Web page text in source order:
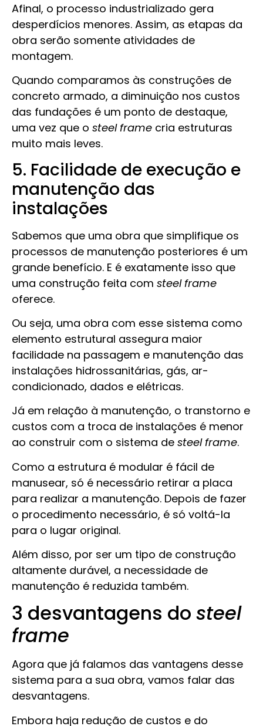
Afinal, o processo industrializado gera
desperdícios menores. Assim, as etapas da
obra serão somente atividades de
montagem.
Quando comparamos às construções de
concreto armado, a diminuição nos custos
das fundações é um ponto de destaque,
uma vez que o steel frame cria estruturas
muito mais leves.
5. Facilidade de execução e
manutenção das
instalações
Sabemos que uma obra que simplifique os
processos de manutenção posteriores é um
grande benefício. E é exatamente isso que
uma construção feita com steel frame
oferece.
Ou seja, uma obra com esse sistema como
elemento estrutural assegura maior
facilidade na passagem e manutenção das
instalações hidrossanitárias, gás, ar-
condicionado, dados e elétricas.
Já em relação à manutenção, o transtorno e
custos com a troca de instalações é menor
ao construir com o sistema de steel frame.
Como a estrutura é modular é fácil de
manusear, só é necessário retirar a placa
para realizar a manutenção. Depois de fazer
o procedimento necessário, é só voltá-la
para o lugar original.
Além disso, por ser um tipo de construção
altamente durável, a necessidade de
manutenção é reduzida também.
3 desvantagens do steel
frame
Agora que já falamos das vantagens desse
sistema para a sua obra, vamos falar das
desvantagens.
Embora haja redução de custos e do